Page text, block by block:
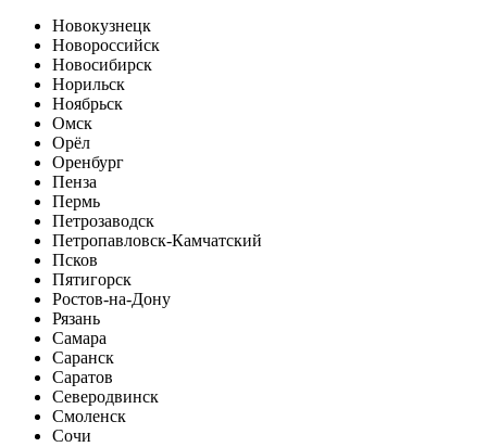
Новокузнецк
Новороссийск
Новосибирск
Норильск
Ноябрьск
Омск
Орёл
Оренбург
Пенза
Пермь
Петрозаводск
Петропавловск-Камчатский
Псков
Пятигорск
Ростов-на-Дону
Рязань
Самара
Саранск
Саратов
Северодвинск
Смоленск
Сочи